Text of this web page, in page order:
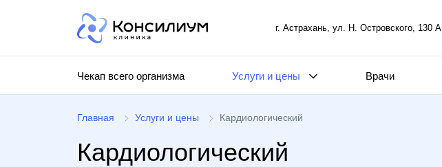
г. Астрахань, ул. Н. Островского, 130 А
Чекап всего организма Услуги и цены Врачи
Главная Услуги и цены Кардиологический
Кардиологический